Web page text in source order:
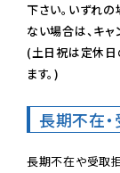
下さい。いずれ
ない場合は、キ
(土日祝は定休日
ます。)
長期不在
長期不在や受取